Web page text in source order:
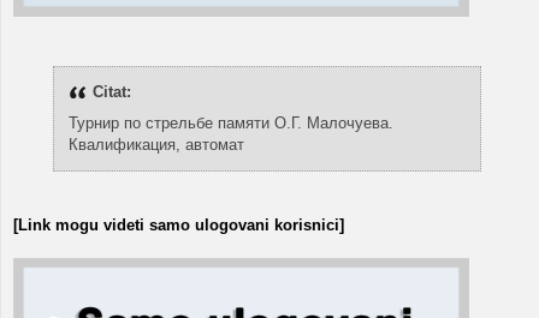
Citat:
Турнир по стрельбе памяти О.Г. Малочуева.
Квалификация, автомат
[Link mogu videti samo ulogovani korisnici]